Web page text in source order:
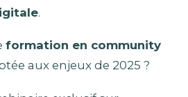
.
formation en community
aux enjeux de 2025 ?